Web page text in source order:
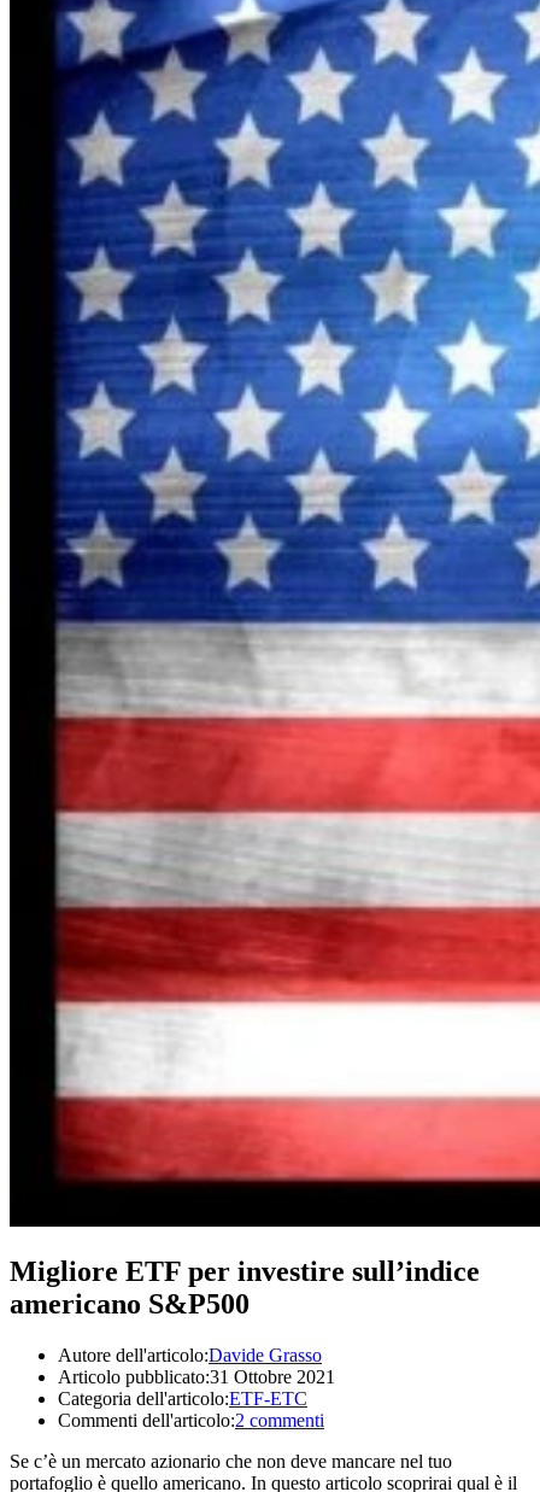
Migliore ETF per investire sull’indice
americano S&P500
Autore dell'articolo:Davide Grasso
Articolo pubblicato:31 Ottobre 2021
Categoria dell'articolo:ETF-ETC
Commenti dell'articolo:2 commenti
Se c’è un mercato azionario che non deve mancare nel tuo
portafoglio è quello americano. In questo articolo scoprirai qual è il